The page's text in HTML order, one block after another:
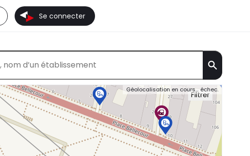
Se connecter
Filtrer